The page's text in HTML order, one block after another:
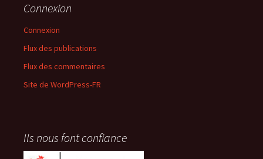
Connexion
Connexion
Flux des publications
Flux des commentaires
Site de WordPress-FR
Ils nous font confiance